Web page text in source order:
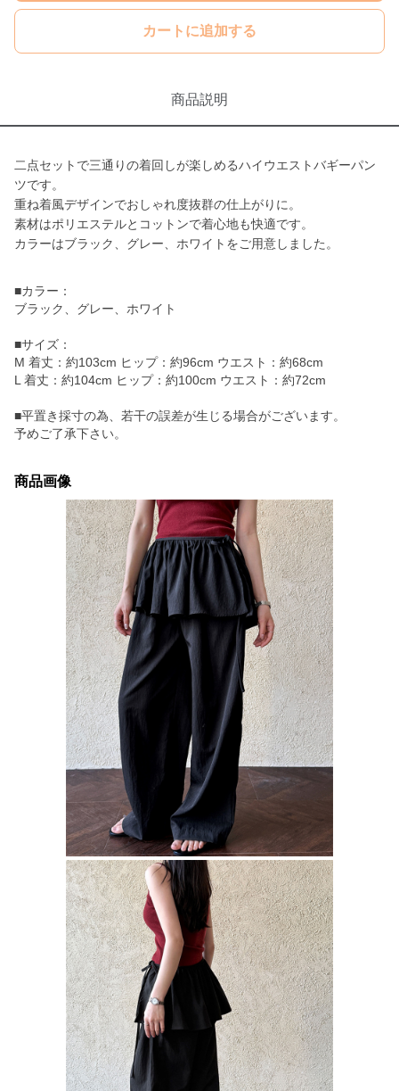
カートに追加する
商品説明
二点セットで三通りの着回しが楽しめるハイウエストバギーパン
ツです。
重ね着風デザインでおしゃれ度抜群の仕上がりに。
素材はポリエステルとコットンで着心地も快適です。
カラーはブラック、グレー、ホワイトをご用意しました。
■カラー：
ブラック、グレー、ホワイト
■サイズ：
M 着丈：約103cm ヒップ：約96cm ウエスト：約68cm
L 着丈：約104cm ヒップ：約100cm ウエスト：約72cm
■平置き採寸の為、若干の誤差が生じる場合がございます。
予めご了承下さい。
商品画像